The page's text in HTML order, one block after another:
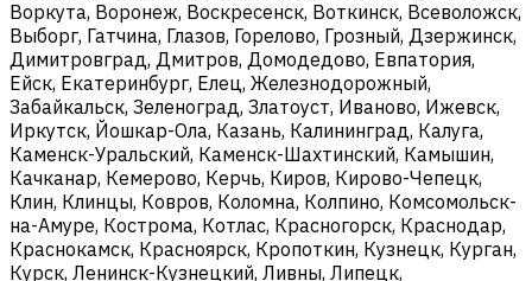
Воркута, Воронеж, Воскресенск, Воткинск, Всеволожск,
Выборг, Гатчина, Глазов, Горелово, Грозный, Дзержинск,
Димитровград, Дмитров, Домодедово, Евпатория,
Ейск, Екатеринбург, Елец, Железнодорожный,
Забайкальск, Зеленоград, Златоуст, Иваново, Ижевск,
Иркутск, Йошкар-Ола, Казань, Калининград, Калуга,
Каменск-Уральский, Каменск-Шахтинский, Камышин,
Качканар, Кемерово, Керчь, Киров, Кирово-Чепецк,
Клин, Клинцы, Ковров, Коломна, Колпино, Комсомольск-
на-Амуре, Кострома, Котлас, Красногорск, Краснодар,
Краснокамск, Красноярск, Кропоткин, Кузнецк, Курган,
Курск, Ленинск-Кузнецкий, Ливны, Липецк,